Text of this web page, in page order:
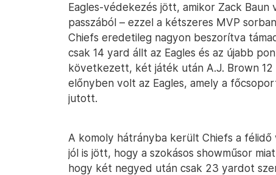
Eagles-védekezés jött, amikor Zack
passzából – ezzel a kétszeres MVP
Chiefs eredetileg nagyon beszorítva
csak 14 yard állt az Eagles és az újabb
következett, két játék után A.J. Brown
előnyben volt az Eagles, amely a
jutott.
A komoly hátrányba került Chiefs a
jól is jött, hogy a szokásos showműsor
hogy két negyed után csak 23 yardot